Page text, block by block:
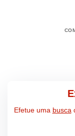
Efetue uma busca